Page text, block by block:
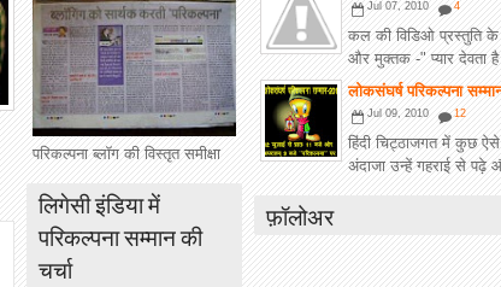
Jul 07, 2010 4
कल की विडिओ प्रस्तुति
और मुक्तक -" प्यार देवता है
लोकसंघर्ष परिकल्पना
Jul 09, 2010 12
हिंदी चिट्ठाजगत में कुछ
अंदाजा उन्हें गहराई से
फ़ॉलोअर
परिकल्पना ब्लॉग की विस्तृत समीक्षा
लिगेसी इंडिया में
परिकल्पना सम्मान की
चर्चा